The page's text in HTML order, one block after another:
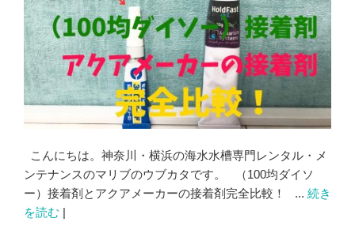
こんにちは。神奈川・横浜の海水水槽専門レンタル・メ
ンテナンスのマリブのウブカタです。 （100均ダイソ
ー）接着剤とアクアメーカーの接着剤完全比較！ ... 続き
を読む |